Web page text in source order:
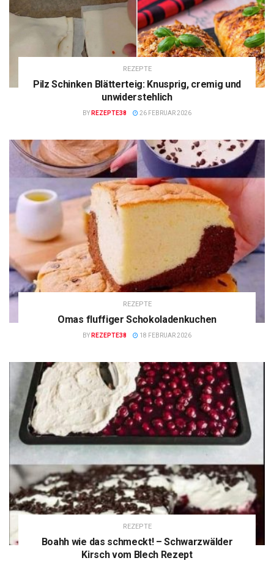
REZEPTE
Pilz Schinken Blätterteig: Knusprig, cremig und
unwiderstehlich
BY REZEPTE38 26 FEBRUAR 2026
REZEPTE
Omas fluffiger Schokoladenkuchen
BY REZEPTE38 18 FEBRUAR 2026
REZEPTE
Boahh wie das schmeckt! – Schwarzwälder
Kirsch vom Blech Rezept